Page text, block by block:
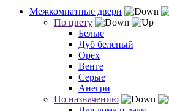
Межкомнатные двери
По цвету
Белые
Дуб беленый
Орех
Венге
Серые
Анегри
По назначению